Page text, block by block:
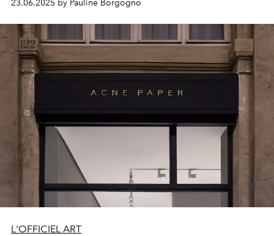
23.06.2025 by Pauline Borgogno
L'OFFICIEL ART